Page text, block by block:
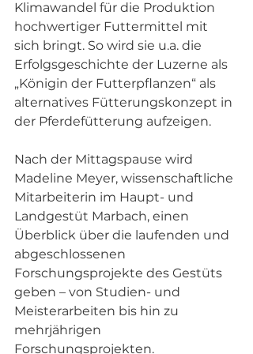
Klimawandel für die Produktion
hochwertiger Futtermittel mit
sich bringt. So wird sie u.a. die
Erfolgsgeschichte der Luzerne als
„Königin der Futterpflanzen“ als
alternatives Fütterungskonzept in
der Pferdefütterung aufzeigen.
Nach der Mittagspause wird
Madeline Meyer, wissenschaftliche
Mitarbeiterin im Haupt- und
Landgestüt Marbach, einen
Überblick über die laufenden und
abgeschlossenen
Forschungsprojekte des Gestüts
geben – von Studien- und
Meisterarbeiten bis hin zu
mehrjährigen
Forschungsprojekten.